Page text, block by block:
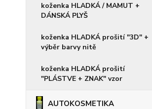
koženka HLADKÁ / MAMUT +
DÁNSKÁ PLYŠ
koženka HLADKÁ prošití "3D" +
výběr barvy nitě
koženka HLADKÁ prošití
"PLÁSTVE + ZNAK" vzor
AUTOKOSMETIKA